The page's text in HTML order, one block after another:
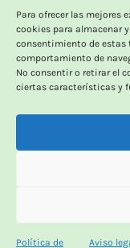
Para ofrecer las mejores
cookies para almacenar
consentimiento de estas
comportamiento de
No consentir o retirar el
ciertas características y
Política de Aviso
OUTLET